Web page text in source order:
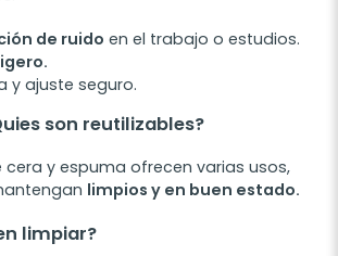
de ruido en el trabajo o estudios.
y ajuste seguro.
son reutilizables?
cera y espuma ofrecen varias usos,
limpios y en buen estado.
limpiar?